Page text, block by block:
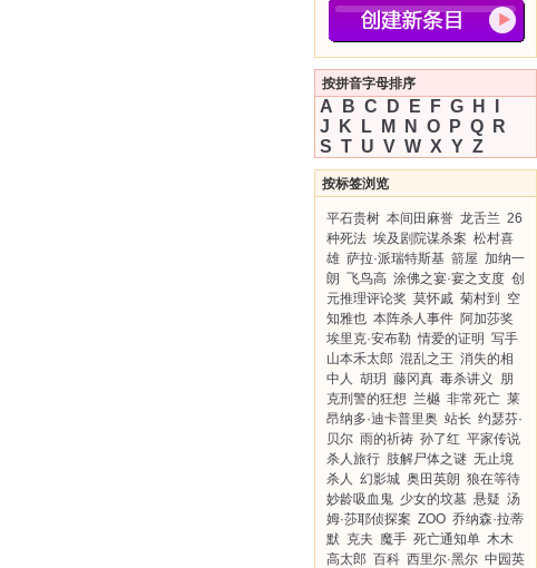
按拼音字母排序
A B C D E F G H
J
K L M N O P Q
R
S T U V W X Y Z
按标签浏览
平石贵树 本间田麻誉 龙舌兰 26
种死法 埃及剧院谋杀案 松村喜
雄 萨拉·派瑞特斯基 箭屋 加纳一
朗 飞鸟高 涂佛之宴·宴之支度 创
元推理评论奖 莫怀戚 菊村到
空
知雅也 本阵杀人事件 阿加莎奖
埃里克·安布勒 情爱的证明 写手
山本禾太郎 混乱之王 消失的相
中人 胡玥 藤冈真 毒杀讲义
朋
克刑警的狂想 兰樾 非常死亡 莱
昂纳多·迪卡普里奥 站长 约瑟芬·
贝尔 雨的祈祷 孙了红 平家传说
杀人旅行 肢解尸体之谜 无止境
杀人 幻影城 奥田英朗 狼在等待
妙龄吸血鬼 少女的坟墓 悬疑 汤
姆·莎耶侦探案 ZOO 乔纳森·拉蒂
默 克夫 魔手 死亡通知单 木木
高太郎 百科 西里尔·黑尔 中园英